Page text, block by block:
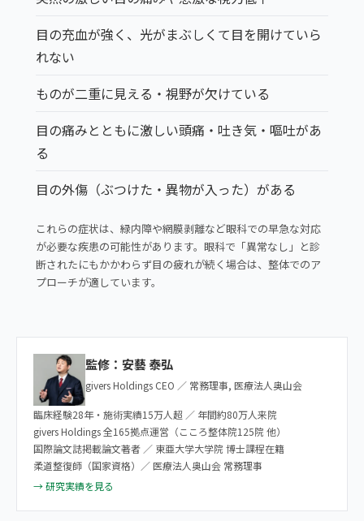
目の充血が強く、光がまぶしくて目を開けていら
れない
ものが二重に見える・視野が欠けている
目の痛みとともに激しい頭痛・吐き気・嘔吐があ
る
目の外傷（ぶつけた・異物が入った）がある
これらの症状は、緑内障や網膜剥離など眼科での早急な対応
が必要な疾患の可能性があります。眼科で「異常なし」と診
断されたにもかかわらず目の疲れが続く場合は、整体でのア
プローチが適しています。
監修：安藝 泰弘
givers Holdings CEO ／ 常務理事, 医療法人奥山会
臨床経験28年・施術実績15万人超 ／ 年間約80万人来院
givers Holdings 全165拠点運営（こころ整体院125院 他）
国際論文誌掲載論文著者 ／ 東亜大学大学院 博士課程在籍
柔道整復師（国家資格）／ 医療法人奥山会 常務理事
→ 研究実績を見る